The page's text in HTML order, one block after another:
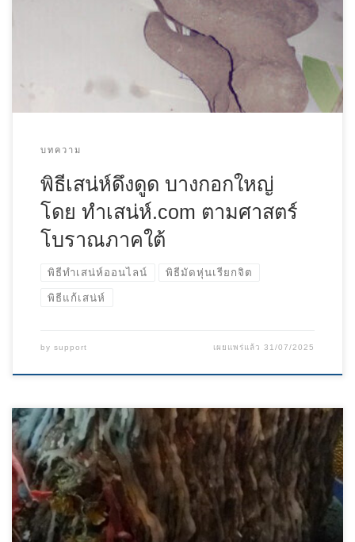
บทความ
พิธีเสน่ห์ดึงดูด บางกอกใหญ่
โดย ทําเสน่ห์.com ตามศาสตร์
โบราณภาคใต้
พิธีทำเสน่ห์ออนไลน์ พิธีมัดหุ่นเรียกจิต
พิธีแก้เสน่ห์
by support เผยแพร่แล้ว31/07/2025